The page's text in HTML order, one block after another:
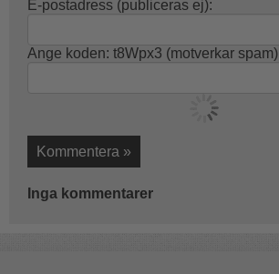
E-postadress (publiceras ej):
Ange koden: t8Wpx3 (motverkar spam)
Kommentera »
Inga kommentarer